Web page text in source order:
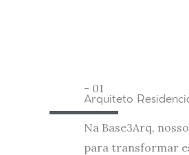
- 01
Arquiteto
Na Base3Arq,
para transformar